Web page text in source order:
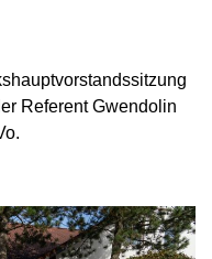
Referent Gwendolin